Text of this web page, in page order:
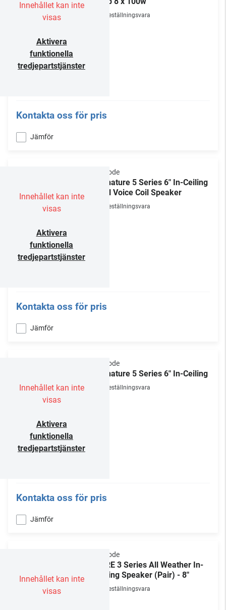
Innehållet kan inte
visas
Aktivera
funktionella
tredjepartstjänster
Beställningsvara
Kontakta oss för pris
Jämför
Innehållet kan inte
visas
Aktivera
funktionella
tredjepartstjänster
Episode
Signature 5 Series 6" In-Ceiling
Dual Voice Coil Speaker
Beställningsvara
Kontakta oss för pris
Jämför
Innehållet kan inte
visas
Aktivera
funktionella
tredjepartstjänster
Episode
Signature 5 Series 6" In-Ceiling
Beställningsvara
Kontakta oss för pris
Jämför
Innehållet kan inte
visas
Episode
CORE 3 Series All Weather In-
Ceiling Speaker (Pair) - 8"
Beställningsvara